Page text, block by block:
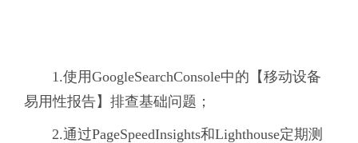
1.使用GoogleSearchConsole中的【移动设备
易用性报告】排查基础问题；
2.通过PageSpeedInsights和Lighthouse定期测